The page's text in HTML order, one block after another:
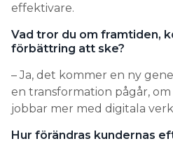
effektivare.
Vad tror du om framtiden,
förbättring att ske?
– Ja, det kommer en ny
en transformation pågår,
jobbar mer med digitala
Hur förändras kundernas